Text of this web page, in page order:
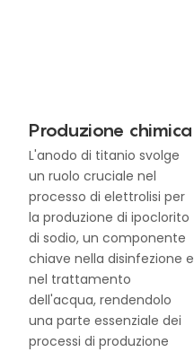
Produzione chimica
L'anodo di titanio svolge
un ruolo cruciale nel
processo di elettrolisi per
la produzione di ipoclorito
di sodio, un componente
chiave nella disinfezione e
nel trattamento
dell'acqua, rendendolo
una parte essenziale dei
processi di produzione